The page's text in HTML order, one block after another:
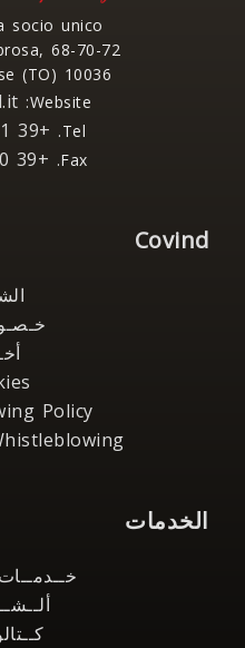
socio unico
68-70-72
10036 Settimo Torinese (TO)
Website:
Tel.
+39 0118965711
Fax.
+39 0118977830
Covind
Policy
الخدمات